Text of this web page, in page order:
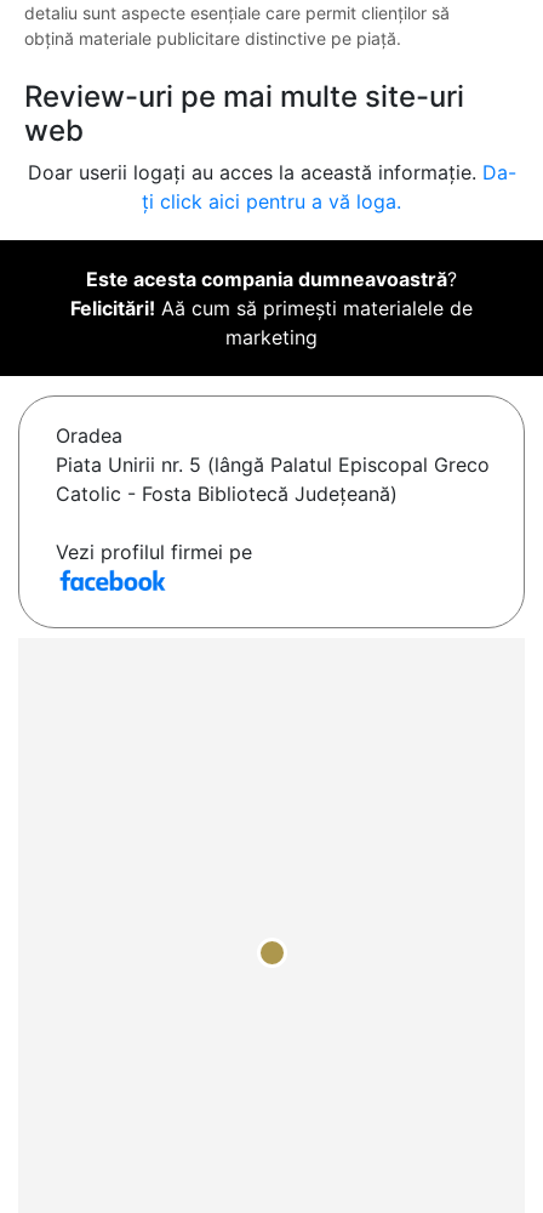
detaliu sunt aspecte esențiale care permit clienților să
obțină materiale publicitare distinctive pe piață.
Review-uri pe mai multe site-uri
web
Doar userii logați au acces la această informație. Da-
ți click aici pentru a vă loga.
Este acesta compania dumneavoastră?
Felicitări! Aă cum să primești materialele de
marketing
Oradea
Piata Unirii nr. 5 (lângă Palatul Episcopal Greco
Catolic - Fosta Bibliotecă Județeană)
Vezi profilul firmei pe